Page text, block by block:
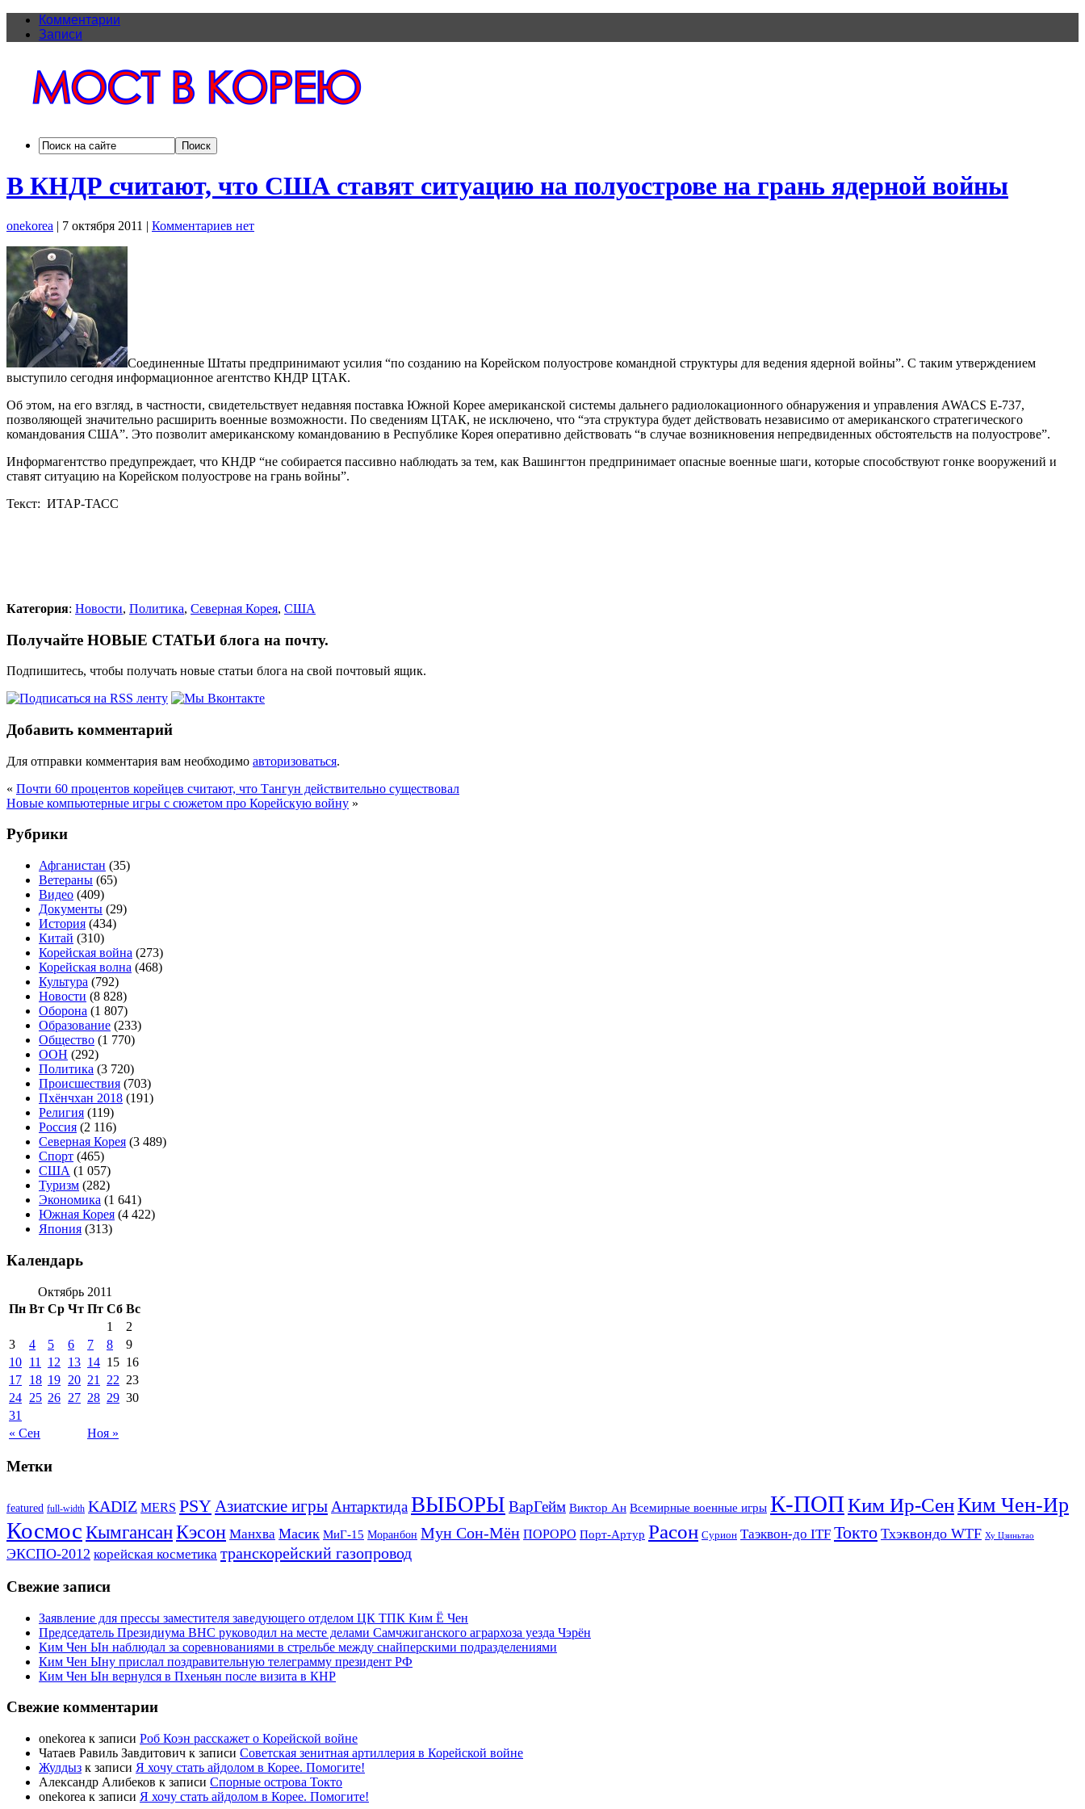
Комментарии
Записи
В КНДР считают, что США ставят ситуацию на полуострове на грань ядерной войны
onekorea | 7 октября 2011 | Комментариев нет
Соединенные Штаты предпринимают усилия “по созданию на Корейском полуострове командной структуры для ведения ядерной войны”. С таким утверждением
выступило сегодня информационное агентство КНДР ЦТАК.
Об этом, на его взгляд, в частности, свидетельствует недавняя поставка Южной Корее американской системы дальнего радиолокационного обнаружения и управления AWACS Е-737,
позволяющей значительно расширить военные возможности. По сведениям ЦТАК, не исключено, что “эта структура будет действовать независимо от американского стратегического
командования США”. Это позволит американскому командованию в Республике Корея оперативно действовать “в случае возникновения непредвиденных обстоятельств на полуострове”.
Информагентство предупреждает, что КНДР “не собирается пассивно наблюдать за тем, как Вашингтон предпринимает опасные военные шаги, которые способствуют гонке вооружений и
ставят ситуацию на Корейском полуострове на грань войны”.
Текст: ИТАР-ТАСС
Категория: Новости, Политика, Северная Корея, США
Получайте НОВЫЕ СТАТЬИ блога на почту.
Подпишитесь, чтобы получать новые статьи блога на свой почтовый ящик.
Добавить комментарий
Для отправки комментария вам необходимо авторизоваться.
« Почти 60 процентов корейцев считают, что Тангун действительно существовал
Новые компьютерные игры с сюжетом про Корейскую войну »
Рубрики
Афганистан (35)
Ветераны (65)
Видео (409)
Документы (29)
История (434)
Китай (310)
Корейская война (273)
Корейская волна (468)
Культура (792)
Новости (8 828)
Оборона (1 807)
Образование (233)
Общество (1 770)
ООН (292)
Политика (3 720)
Происшествия (703)
Пхёнчхан 2018 (191)
Религия (119)
Россия (2 116)
Северная Корея (3 489)
Спорт (465)
США (1 057)
Туризм (282)
Экономика (1 641)
Южная Корея (4 422)
Япония (313)
Календарь
Октябрь 2011
Пн Вт Ср Чт Пт Сб Вс
« Сен Ноя »
1
2
3
4 5 6 7 8
9
10 11 12 13 14 15 16
17 18 19 20 21 22 23
24 25 26 27 28 29 30
31
Метки
featured full-width KADIZ MERS PSYАзиатские игры АнтарктидаВЫБОРЫ ВарГейм Виктор Ан Всемирные военные игры К-ПОПКим Ир-СенКим Чен-Ир
Космос КымгансанКэсон Манхва Масик МиГ-15 Моранбон Мун Сон-Мён ПОРОРО Порт-Артур Расон Сурион Таэквон-до ITF Токто Тхэквондо WTF Ху Цзиньтао
ЭКСПО-2012 корейская косметика транскорейский газопровод
Свежие записи
Заявление для прессы заместителя заведующего отделом ЦК ТПК Ким Ё Чен
Председатель Президиума ВНС руководил на месте делами Самчжиганского агрархоза уезда Чэрён
Ким Чен Ын наблюдал за соревнованиями в стрельбе между снайперскими подразделениями
Ким Чен Ыну прислал поздравительную телеграмму президент РФ
Ким Чен Ын вернулся в Пхеньян после визита в КНР
Свежие комментарии
onekorea к записи Роб Коэн расскажет о Корейской войне
Чатаев Равиль Завдитович к записи Советская зенитная артиллерия в Корейской войне
Жулдыз к записи Я хочу стать айдолом в Корее. Помогите!
Александр Алибеков к записи Спорные острова Токто
onekorea к записи Я хочу стать айдолом в Корее. Помогите!